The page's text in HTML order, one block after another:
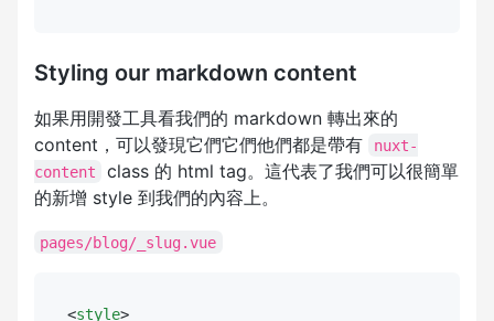
Styling our markdown content
如果用開發工具看我們的 markdown 轉出來的
content，可以發現它們它們他們都是帶有
nuxt-
content
class 的 html tag。這代表了我們可以很簡單
的新增 style 到我們的內容上。
pages/blog/_slug.vue
<style>